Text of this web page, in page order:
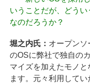
いうことだが、どうい
なのだろうか？
堀之内氏： オープンソ
のOSに弊社で独自の
マイズを加えたモノと
ます。元々利用して